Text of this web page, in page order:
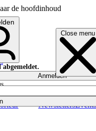
de hoofdinhoud
Close menu
NewslettersEvents
abgemeldet.
Anmelden